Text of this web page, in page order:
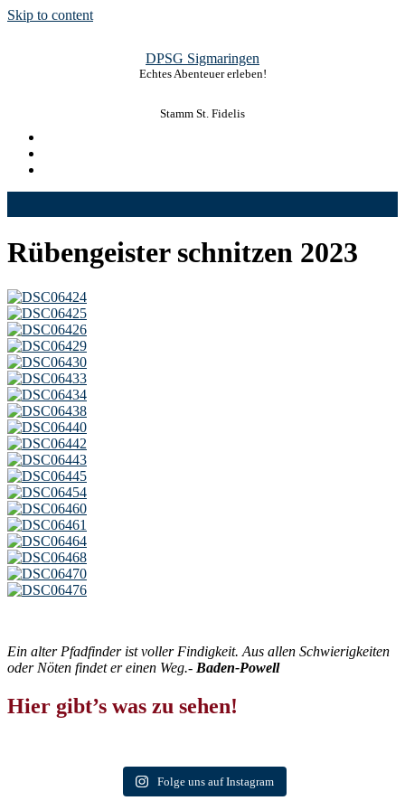
Skip to content
DPSG Sigmaringen
Echtes Abenteuer erleben!
Stamm St. Fidelis
Rübengeister schnitzen 2023
Ein alter Pfadfinder ist voller Findigkeit. Aus allen Schwierigkeiten
oder Nöten findet er einen Weg.- Baden-Powell
Hier gibt’s was zu sehen!
Folge uns auf Instagram